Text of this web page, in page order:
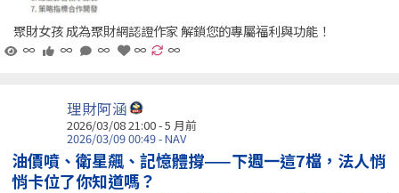
聚財女孩 成為聚財網認證作家 解鎖您的專屬福利與功能！
∞
∞ ∞ ∞ ∞
理財阿涵
2026/03/08 21:00 - 5 月前
2026/03/09 00:49 - NAV
油價噴、衛星飆、記憶體撐——下週一這7檔，法人悄
悄卡位了你知道嗎？